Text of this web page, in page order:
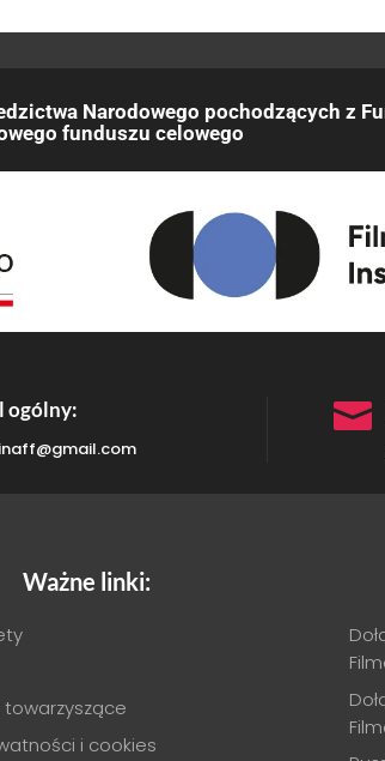
Narodowego pochodzących z
funduszu celowego
ogólny: 
Ważne linki:
i cookies